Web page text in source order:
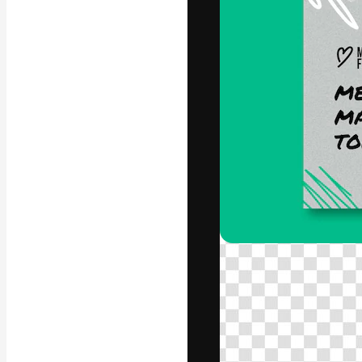
La plataforma
trabajo. Más
entre
Español
Copyright ©